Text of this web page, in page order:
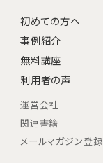
初めての方へ
事例紹介
無料講座
利用者の声
運営会社
関連書籍
メールマガジン登録